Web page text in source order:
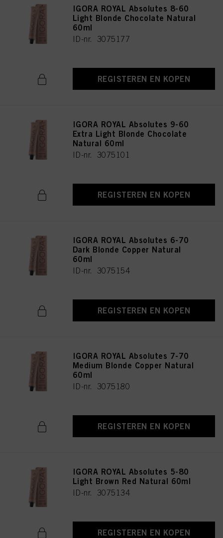
IGORA ROYAL Absolutes 8-60
Light Blonde Chocolate Natural
60ml
ID-nr. 3075177
REGISTEREN EN KOPEN
IGORA ROYAL Absolutes 9-60
Extra Light Blonde Chocolate
Natural 60ml
ID-nr. 3075101
REGISTEREN EN KOPEN
IGORA ROYAL Absolutes 6-70
Dark Blonde Copper Natural
60ml
ID-nr. 3075154
REGISTEREN EN KOPEN
IGORA ROYAL Absolutes 7-70
Medium Blonde Copper Natural
60ml
ID-nr. 3075180
REGISTEREN EN KOPEN
IGORA ROYAL Absolutes 5-80
Light Brown Red Natural 60ml
ID-nr. 3075134
REGISTEREN EN KOPEN